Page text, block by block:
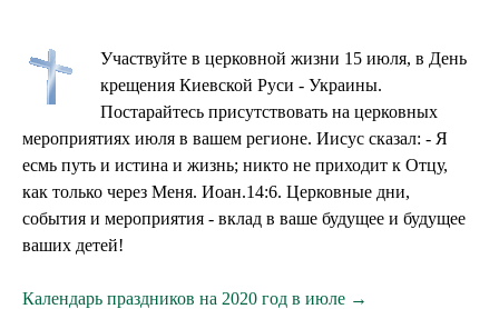
Участвуйте в церковной жизни 15 июля, в День
крещения Киевской Руси - Украины.
Постарайтесь присутствовать на церковных
мероприятиях июля в вашем регионе. Иисус сказал: - Я
есмь путь и истина и жизнь; никто не приходит к Отцу,
как только через Меня. Иоан.14:6. Церковные дни,
события и мероприятия - вклад в ваше будущее и будущее
ваших детей!
Календарь праздников на 2020 год в июле →